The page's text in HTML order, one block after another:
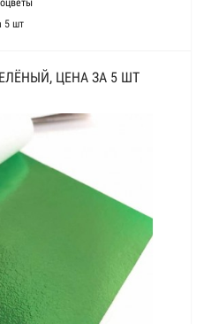
5 шт
ЦЕНА ЗА 5 ШТ